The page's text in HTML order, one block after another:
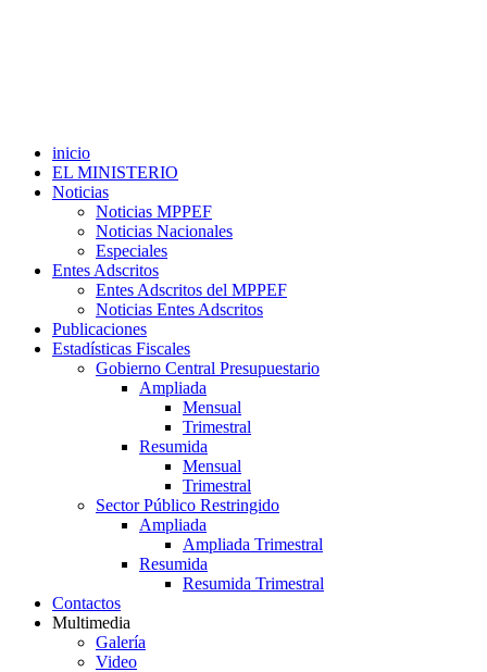
inicio
EL MINISTERIO
Noticias
Noticias MPPEF
Noticias Nacionales
Especiales
Entes Adscritos
Entes Adscritos del MPPEF
Noticias Entes Adscritos
Publicaciones
Estadísticas Fiscales
Gobierno Central Presupuestario
Ampliada
Mensual
Trimestral
Resumida
Mensual
Trimestral
Sector Público Restringido
Ampliada
Ampliada Trimestral
Resumida
Resumida Trimestral
Contactos
Multimedia
Galería
Video